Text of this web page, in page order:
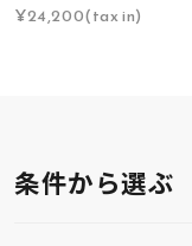
¥24,200(tax in)
条件から選ぶ